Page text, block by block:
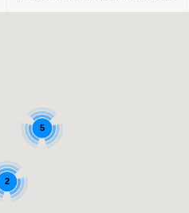
5
2